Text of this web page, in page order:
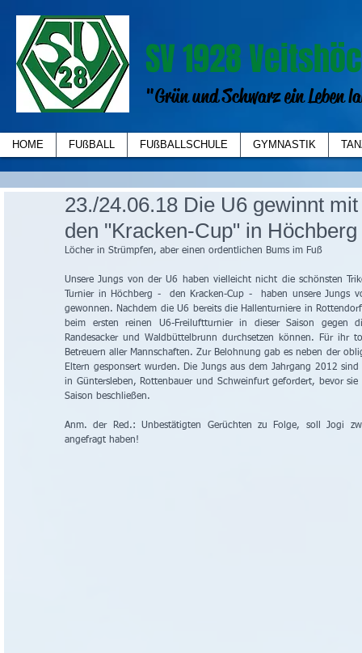
SV 1928
"Grün und Schwarz ein Leben
HOME FUßBALL FUßBALLSCHULE GYMNASTIK
23./24.06.18 Die U6 gewinnt
den "Kracken-Cup" in Höchberg
Löcher in Strümpfen, aber einen ordentlichen Bums im Fuß
Unsere Jungs von der U6 haben vielleicht nicht die schönsten
Turnier in Höchberg -  den Kracken-Cup -  haben unsere
gewonnen. Nachdem die U6 bereits die Hallenturniere in
beim ersten reinen U6-Freiluftturnier in dieser Saison gegen
Randesacker und Waldbüttelbrunn durchsetzen können. Für ihr
Betreuern aller Mannschaften. Zur Belohnung gab es neben der
Eltern gesponsert wurden. Die Jungs aus dem Jahrgang 2012
in Güntersleben, Rottenbauer und Schweinfurt gefordert, bevor
Saison beschließen.
Anm. der Red.: Unbestätigten Gerüchten zu Folge, soll Jogi
angefragt haben!